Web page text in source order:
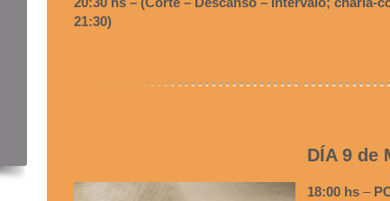
21:30)
DÍA 9 de
18:00 hs –